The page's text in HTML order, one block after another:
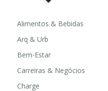
Alimentos & Bebidas
Arq & Urb
Bem-Estar
Carreiras & Negócios
Charge